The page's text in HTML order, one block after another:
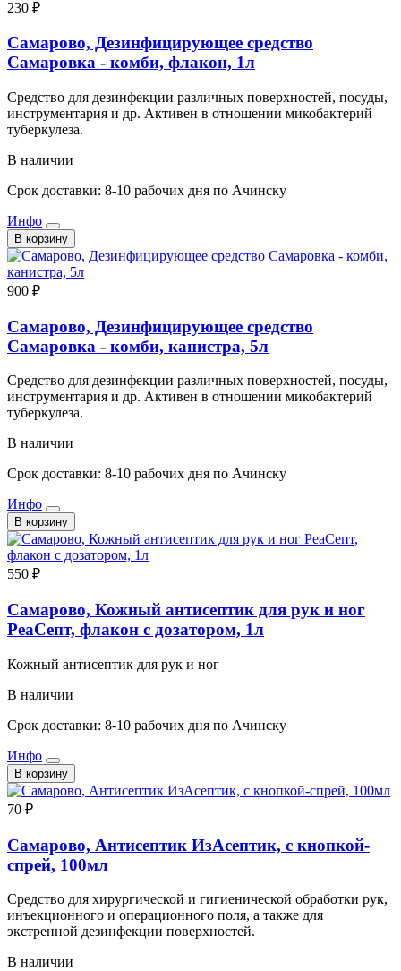
230 ₽
Самарово, Дезинфицирующее средство
Самаровка - комби, флакон, 1л
Средство для дезинфекции различных поверхностей, посуды,
инструментария и др. Активен в отношении микобактерий
туберкулеза.
В наличии
Срок доставки: 8-10 рабочих дня по Ачинску
Инфо
В корзину
900 ₽
Самарово, Дезинфицирующее средство
Самаровка - комби, канистра, 5л
Средство для дезинфекции различных поверхностей, посуды,
инструментария и др. Активен в отношении микобактерий
туберкулеза.
В наличии
Срок доставки: 8-10 рабочих дня по Ачинску
Инфо
В корзину
550 ₽
Самарово, Кожный антисептик для рук и ног
РеаСепт, флакон с дозатором, 1л
Кожный антисептик для рук и ног
В наличии
Срок доставки: 8-10 рабочих дня по Ачинску
Инфо
В корзину
70 ₽
Самарово, Антисептик ИзАсептик, с кнопкой-
спрей, 100мл
Средство для хирургической и гигиенической обработки рук,
инъекционного и операционного поля, а также для
экстренной дезинфекции поверхностей.
В наличии